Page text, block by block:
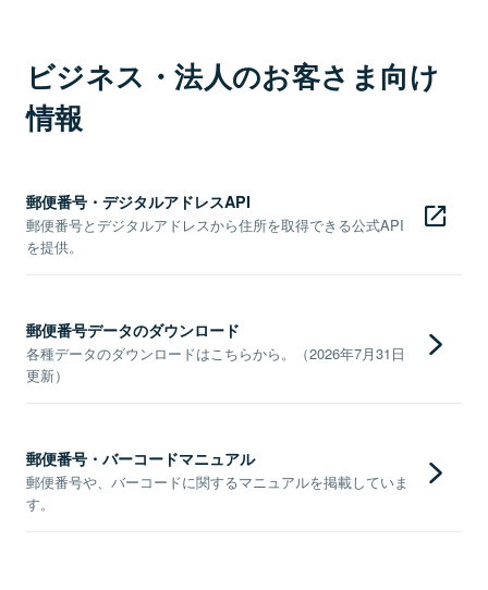
ビジネス・法人のお客さま向け
情報
郵便番号・デジタルアドレスAPI
郵便番号とデジタルアドレスから住所を取得できる公式API
を提供。
郵便番号データのダウンロード
各種データのダウンロードはこちらから。（2026年7月31日
更新）
郵便番号・バーコードマニュアル
郵便番号や、バーコードに関するマニュアルを掲載していま
す。